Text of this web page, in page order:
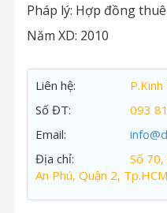
Pháp lý: Hợp đồng thuê
Năm XD: 2010
Liên hệ:
Số ĐT:
093
Email:
Địa chỉ:
Số
An Phú, Quận 2, Tp.HCM